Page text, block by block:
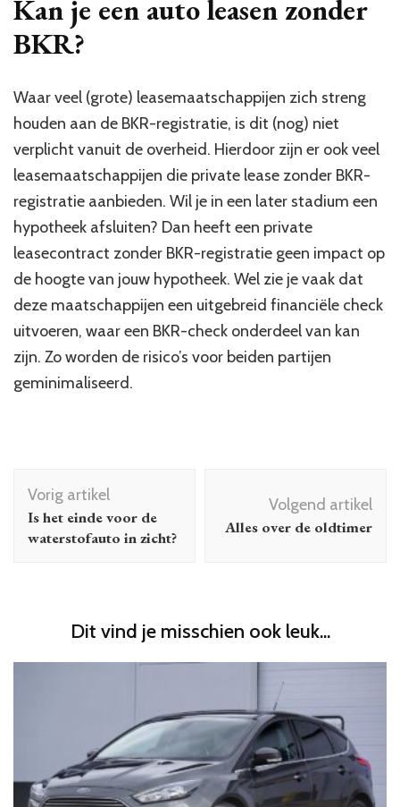
Kan je een auto leasen zonder
BKR?
Waar veel (grote) leasemaatschappijen zich streng
houden aan de BKR-registratie, is dit (nog) niet
verplicht vanuit de overheid. Hierdoor zijn er ook veel
leasemaatschappijen die private lease zonder BKR-
registratie aanbieden. Wil je in een later stadium een
hypotheek afsluiten? Dan heeft een private
leasecontract zonder BKR-registratie geen impact op
de hoogte van jouw hypotheek. Wel zie je vaak dat
deze maatschappijen een uitgebreid financiële check
uitvoeren, waar een BKR-check onderdeel van kan
zijn. Zo worden de risico’s voor beiden partijen
geminimaliseerd.
Bericht
navigatie
Vorig artikel
Is het einde voor de
waterstofauto in zicht?
Volgend artikel
Alles over de oldtimer
Dit vind je misschien ook leuk...